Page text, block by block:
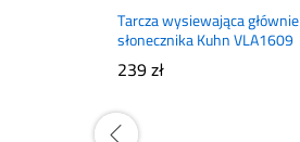
Tarcza wysiewająca głównie
słonecznika Kuhn VLA1609
239zł